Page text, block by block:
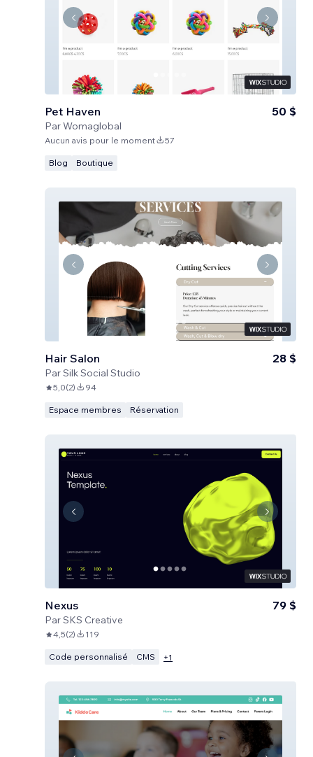
Pet Haven
ParWomaglobal
50 $
Aucun avis pour le moment 57
Blog Boutique
Hair Salon
ParSilk Social Studio
28 $
5,0(2) 94
Espace membres Réservation
Nexus
ParSKS Creative
79 $
4,5(2) 119
Code personnalisé CMS +1